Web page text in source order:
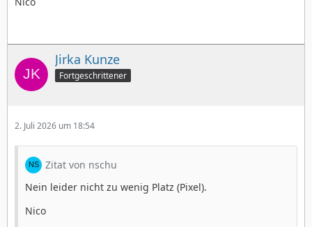
Jirka Kunze
Fortgeschrittener
2. Juli 2026 um 18:54
Zitat von nschu
Nein leider nicht zu wenig Platz (Pixel).
Nico